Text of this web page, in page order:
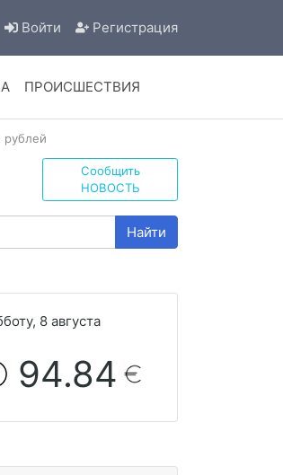
Войти Регистрация
ПРОИСШЕСТВИЯ
рублей
Сообщить
НОВОСТЬ
Найти
8 августа
94.84